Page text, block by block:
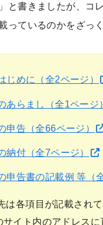
と書きましたが、コ
っているのかをざっ
じめに（全2ページ）
あらまし（全1ページ
申告（全66ページ）
納付（全7ページ）
申告書の記載例 等（
は各項目が記載され
サイト内のアドレスに